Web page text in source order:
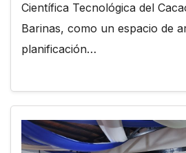
Científica Tecnológica del
Barinas, como un espacio de
planificación…